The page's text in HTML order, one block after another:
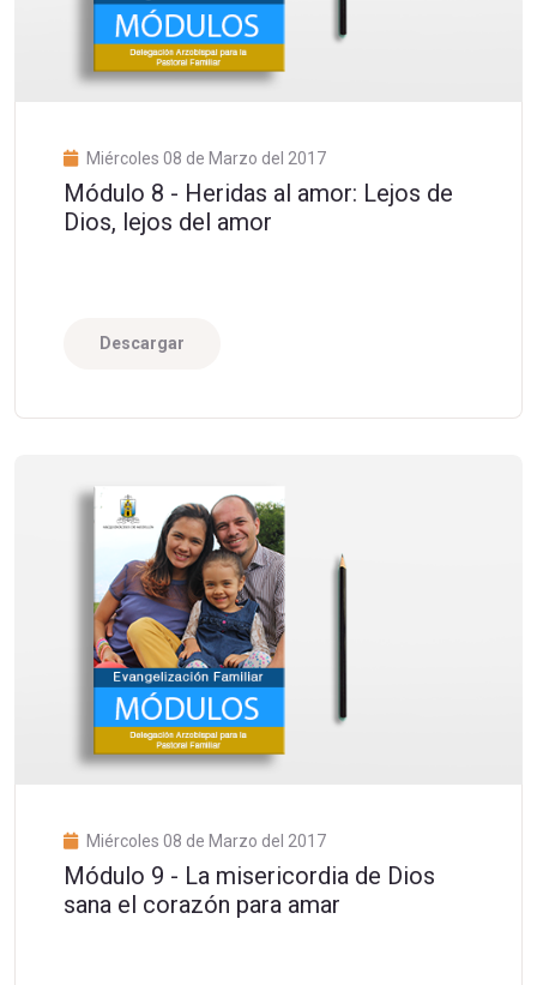
Miércoles 08 de Marzo del 2017
Módulo 8 - Heridas al amor: Lejos de
Dios, lejos del amor
Descargar
Miércoles 08 de Marzo del 2017
Módulo 9 - La misericordia de Dios
sana el corazón para amar